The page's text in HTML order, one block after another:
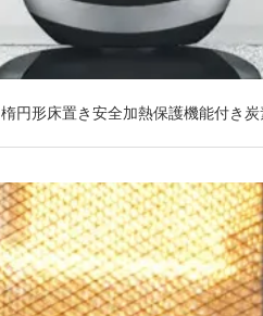
楕円形床置き安全加熱保護機能付き